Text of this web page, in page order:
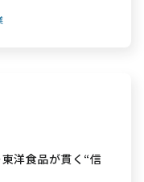
洋食品が貫く“信